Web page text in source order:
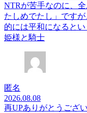
NTRが苦手なのに、
たしめでたし」です
的には平和になると
姫様と騎士
匿名
2026.08.08
再UPありがとうござ